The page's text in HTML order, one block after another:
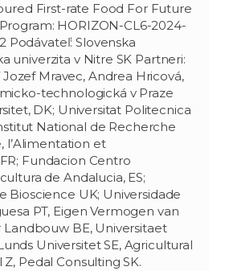
First-rate Food For Future
HORIZON-CL6-2024-
Podávateľ: Slovenska
univerzita v Nitre SK Partneri:
Jozef Mravec, Andrea Hricová,
technologická v Praze
DK; Universitat Politecnica
National de Recherche
l’Alimentation et
Fundacion Centro
de Andalucia, ES;
Bioscience UK; Universidade
PT, Eigen Vermogen van
BE, Universitaet
Universitet SE, Agricultural
Pedal Consulting SK.